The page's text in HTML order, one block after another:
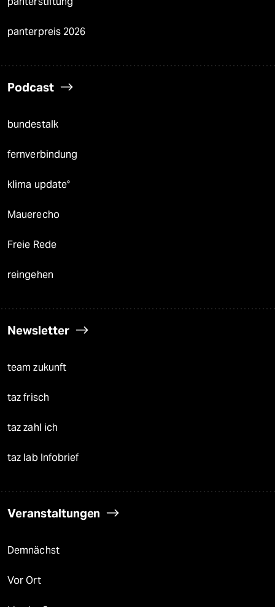
panterpreis 2026
Podcast
bundestalk
fernverbindung
klima update°
Mauerecho
Freie Rede
reingehen
Newsletter
team zukunft
taz frisch
taz zahl ich
taz lab Infobrief
Veranstaltungen
Demnächst
Vor Ort